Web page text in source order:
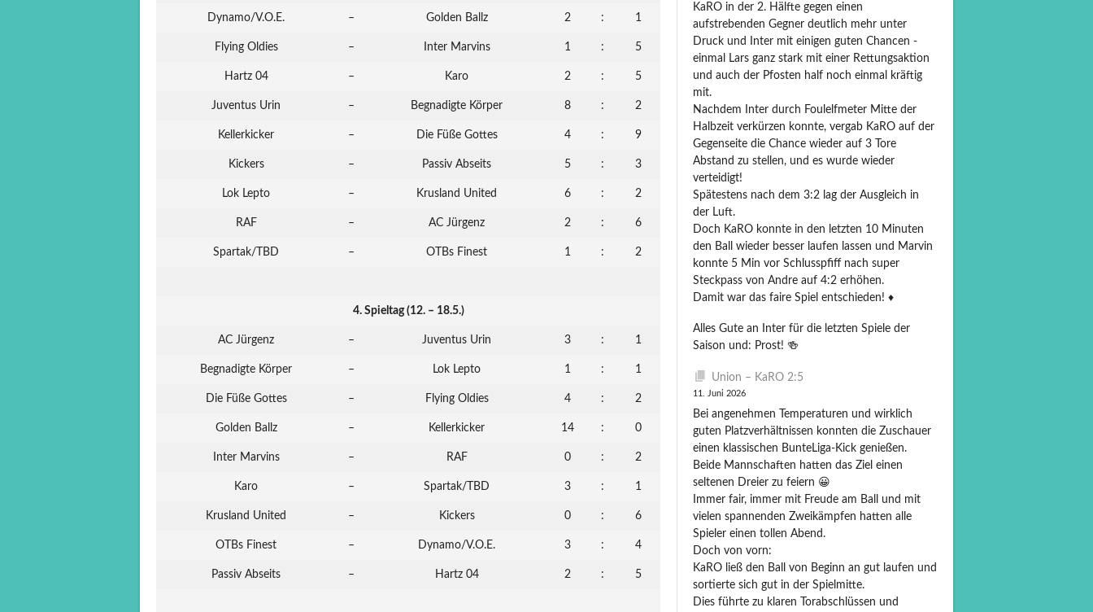
Dynamo/V.O.E. – Golden Ballz 2 : 1
Flying Oldies – Inter Marvins 1 : 5
Hartz 04 – Karo 2 : 5
Juventus Urin – Begnadigte Körper 8 : 2
Kellerkicker – Die Füße Gottes 4 : 9
Kickers – Passiv Abseits 5 : 3
Lok Lepto – Krusland United 6 : 2
RAF – AC Jürgenz 2 : 6
Spartak/TBD – OTBs Finest 1 : 2
4. Spieltag (12. – 18.5.)
AC Jürgenz – Juventus Urin 3 : 1
Begnadigte Körper – Lok Lepto 1 : 1
Die Füße Gottes – Flying Oldies 4 : 2
Golden Ballz – Kellerkicker 14 : 0
Inter Marvins – RAF 0 : 2
Karo – Spartak/TBD 3 : 1
Krusland United – Kickers 0 : 6
OTBs Finest – Dynamo/V.O.E. 3 : 4
Passiv Abseits – Hartz 04 2 : 5
KaRO in der 2. Hälfte gegen einen
aufstrebenden Gegner deutlich mehr unter
Druck und Inter mit einigen guten Chancen -
einmal Lars ganz stark mit einer Rettungsaktion
und auch der Pfosten half noch einmal kräftig
mit.
Nachdem Inter durch Foulelfmeter Mitte der
Halbzeit verkürzen konnte, vergab KaRO auf der
Gegenseite die Chance wieder auf 3 Tore
Abstand zu stellen, und es wurde wieder
verteidigt!
Spätestens nach dem 3:2 lag der Ausgleich in
der Luft.
Doch KaRO konnte in den letzten 10 Minuten
den Ball wieder besser laufen lassen und Marvin
konnte 5 Min vor Schlusspfiff nach super
Steckpass von Andre auf 4:2 erhöhen.
Damit war das faire Spiel entschieden! ♦️
Alles Gute an Inter für die letzten Spiele der
Saison und: Prost! 🍻
Union – KaRO 2:5
11. Juni 2026
Bei angenehmen Temperaturen und wirklich
guten Platzverhältnissen konnten die Zuschauer
einen klassischen BunteLiga-Kick genießen.
Beide Mannschaften hatten das Ziel einen
seltenen Dreier zu feiern 😀
Immer fair, immer mit Freude am Ball und mit
vielen spannenden Zweikämpfen hatten alle
Spieler einen tollen Abend.
Doch von vorn:
KaRO ließ den Ball von Beginn an gut laufen und
sortierte sich gut in der Spielmitte.
Dies führte zu klaren Torabschlüssen und